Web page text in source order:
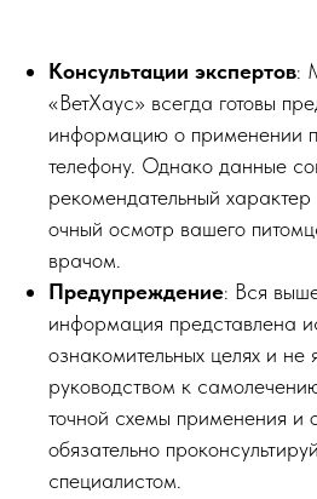
Консультации экспертов:
«ВетХаус» всегда готовы
информацию о применении
телефону. Однако данные
рекомендательный
очный осмотр вашего
врачом.
Предупреждение: Вся
информация представлена
ознакомительных целях и не
руководством к
точной схемы применения и
обязательно
специалистом.